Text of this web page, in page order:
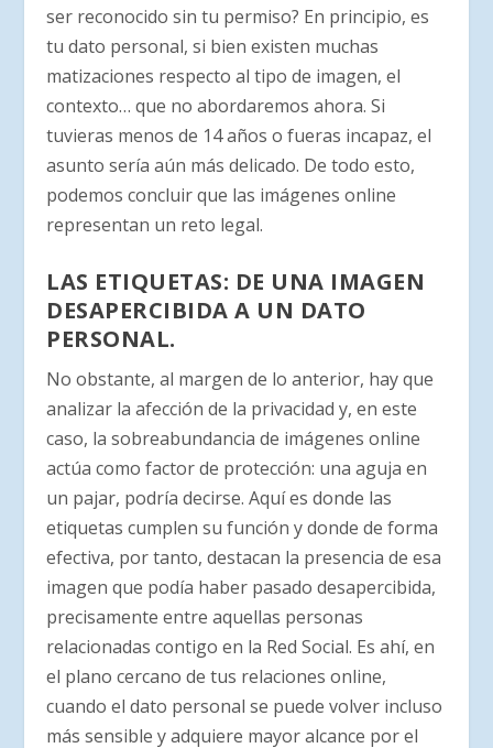
ser reconocido sin tu permiso? En principio, es
tu dato personal, si bien existen muchas
matizaciones respecto al tipo de imagen, el
contexto… que no abordaremos ahora. Si
tuvieras menos de 14 años o fueras incapaz, el
asunto sería aún más delicado. De todo esto,
podemos concluir que las imágenes online
representan un reto legal.
LAS ETIQUETAS: DE UNA IMAGEN
DESAPERCIBIDA A UN DATO
PERSONAL.
No obstante, al margen de lo anterior, hay que
analizar la afección de la privacidad y, en este
caso, la sobreabundancia de imágenes online
actúa como factor de protección: una aguja en
un pajar, podría decirse. Aquí es donde las
etiquetas cumplen su función y donde de forma
efectiva, por tanto, destacan la presencia de esa
imagen que podía haber pasado desapercibida,
precisamente entre aquellas personas
relacionadas contigo en la Red Social. Es ahí, en
el plano cercano de tus relaciones online,
cuando el dato personal se puede volver incluso
más sensible y adquiere mayor alcance por el